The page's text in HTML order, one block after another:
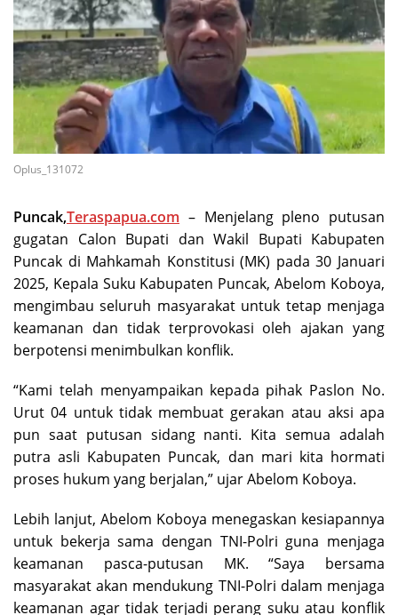
Oplus_131072
Puncak,Teraspapua.com – Menjelang pleno putusan
gugatan Calon Bupati dan Wakil Bupati Kabupaten
Puncak di Mahkamah Konstitusi (MK) pada 30 Januari
2025, Kepala Suku Kabupaten Puncak, Abelom Koboya,
mengimbau seluruh masyarakat untuk tetap menjaga
keamanan dan tidak terprovokasi oleh ajakan yang
berpotensi menimbulkan konflik.
“Kami telah menyampaikan kepada pihak Paslon No.
Urut 04 untuk tidak membuat gerakan atau aksi apa
pun saat putusan sidang nanti. Kita semua adalah
putra asli Kabupaten Puncak, dan mari kita hormati
proses hukum yang berjalan,” ujar Abelom Koboya.
Lebih lanjut, Abelom Koboya menegaskan kesiapannya
untuk bekerja sama dengan TNI-Polri guna menjaga
keamanan pasca-putusan MK. “Saya bersama
masyarakat akan mendukung TNI-Polri dalam menjaga
keamanan agar tidak terjadi perang suku atau konflik